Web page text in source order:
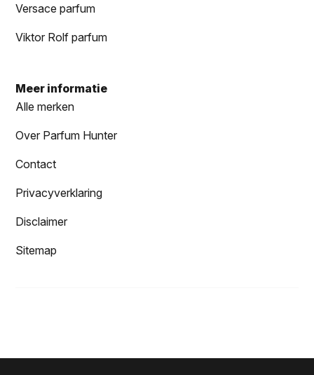
Versace parfum
Viktor Rolf parfum
Meer informatie
Alle merken
Over Parfum Hunter
Contact
Privacyverklaring
Disclaimer
Sitemap